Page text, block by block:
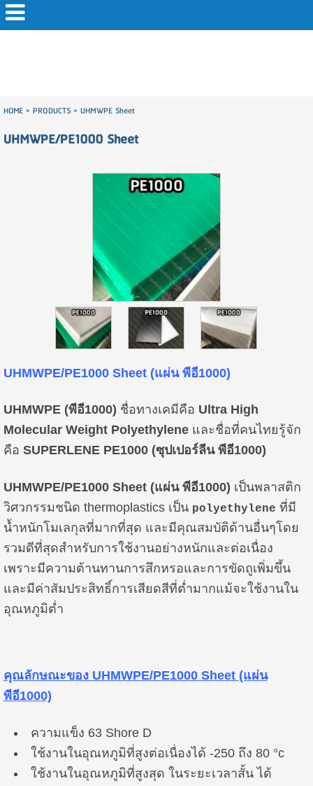
HOME> PRODUCTS> UHMWPE Sheet
UHMWPE/PE1000 Sheet
UHMWPE/PE1000 Sheet (แผ่น พีอี1000)
UHMWPE (พีอี1000) ชื่อทางเคมีคือ Ultra High
Molecular Weight Polyethyleneและชื่อที่คนไทยรู้จัก
คือ SUPERLENE PE1000 (ซุปเปอร์ลีน พีอี1000)
UHMWPE/PE1000 Sheet (แผ่น พีอี1000) เป็นพลาสติก
วิศวกรรมชนิด thermoplastics เป็น polyethylene ที่มี
น้ำหนักโมเลกุลที่มากที่สุด และมีคุณสมบัติด้านอื่นๆโดย
รวมดีที่สุดสำหรับการใช้งานอย่างหนักและต่อเนื่อง
เพราะมีความต้านทานการสึกหรอและการขัดถูเพิ่มขึ้น
และมีค่าสัมประสิทธิ์การเสียดสีที่ต่ำมากแม้จะใช้งานใน
อุณหภูมิต่ำ
คุณลักษณะของ UHMWPE/PE1000 Sheet (แผ่น
พีอี1000)
ความแข็ง 63 Shore D
ใช้งานในอุณหภูมิที่สูงต่อเนื่องได้ -250 ถึง 80 °c
ใช้งานในอุณหภูมิที่สูงสุด ในระยะเวลาสั้น ได้